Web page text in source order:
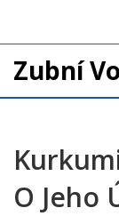
Zubní
O Jeho